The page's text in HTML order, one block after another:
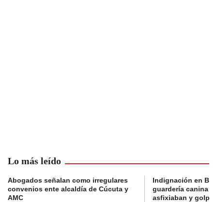
Lo más leído
Abogados señalan como irregulares
convenios ente alcaldía de Cúcuta y
AMC
Indignación en
guardería canina
asfixiaban y